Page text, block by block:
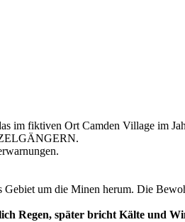
fiktiven Ort Camden Village im
um die Minen herum. Die
Regen, später bricht Kälte und